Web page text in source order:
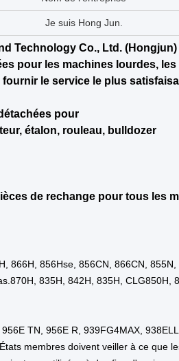
CLG856 Chargeur à roues
Machines et appareils de construction
Emballage d'origine
1 année
Œuvres de construction
Brésil
Indonésie
La Russie